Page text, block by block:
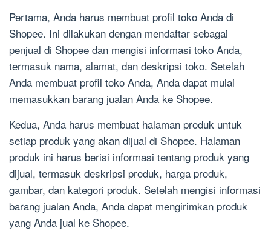
Pertama, Anda harus membuat profil toko Anda di
Shopee. Ini dilakukan dengan mendaftar sebagai
penjual di Shopee dan mengisi informasi toko Anda,
termasuk nama, alamat, dan deskripsi toko. Setelah
Anda membuat profil toko Anda, Anda dapat mulai
memasukkan barang jualan Anda ke Shopee.
Kedua, Anda harus membuat halaman produk untuk
setiap produk yang akan dijual di Shopee. Halaman
produk ini harus berisi informasi tentang produk yang
dijual, termasuk deskripsi produk, harga produk,
gambar, dan kategori produk. Setelah mengisi informasi
barang jualan Anda, Anda dapat mengirimkan produk
yang Anda jual ke Shopee.